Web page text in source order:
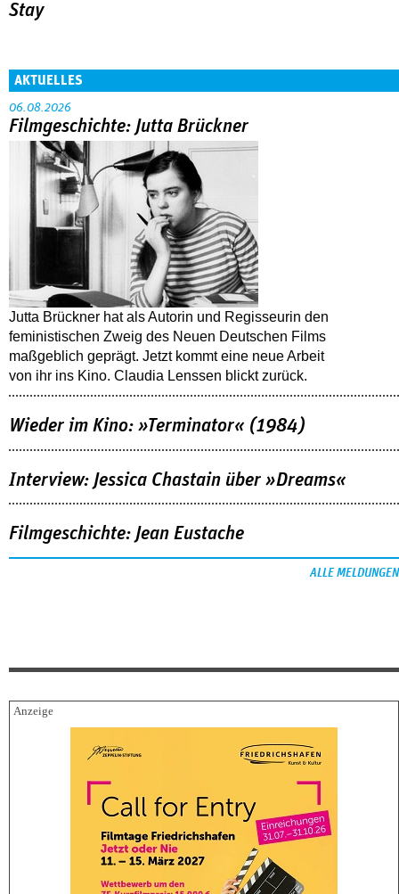
Stay
AKTUELLES
06.08.2026
Filmgeschichte: Jutta Brückner
Jutta Brückner hat als Autorin und Regisseurin den
feministischen Zweig des Neuen Deutschen Films
maßgeblich geprägt. Jetzt kommt eine neue Arbeit
von ihr ins Kino. Claudia Lenssen blickt zurück.
Wieder im Kino: »Terminator« (1984)
Interview: Jessica Chastain über »Dreams«
Filmgeschichte: Jean Eustache
ALLE MELDUNGEN